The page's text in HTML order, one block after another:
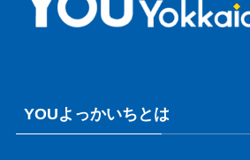
YOUよっかいちとは